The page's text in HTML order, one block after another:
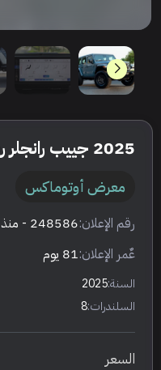
2025 جييب رانجلر ربيكون
معرض أوتوماكس
رقم الإعلان:248586 - منذ 4 أشهر
عٌمر الإعلان:81 يوم
السنة:2025
السلندرات:8
السعر